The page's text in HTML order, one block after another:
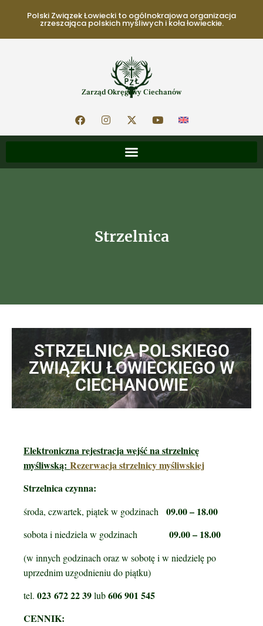
Polski Związek Łowiecki to ogólnokrajowa organizacja
zrzeszająca polskich myśliwych i koła łowieckie.
Zarząd Okręgowy Ciechanów
Strzelnica
STRZELNICA POLSKIEGO
ZWIĄZKU ŁOWIECKIEGO W
CIECHANOWIE
Elektroniczna rejestracja wejść na strzelnicę
myśliwską: Rezerwacja strzelnicy myśliwskiej
Strzelnica czynna:
środa, czwartek, piątek w godzinach 09.00 – 18.00
sobota i niedziela w godzinach 09.00 – 18.00
(w innych godzinach oraz w sobotę i w niedzielę po
uprzednim uzgodnieniu do piątku)
tel. 023 672 22 39lub606 901 545
CENNIK: